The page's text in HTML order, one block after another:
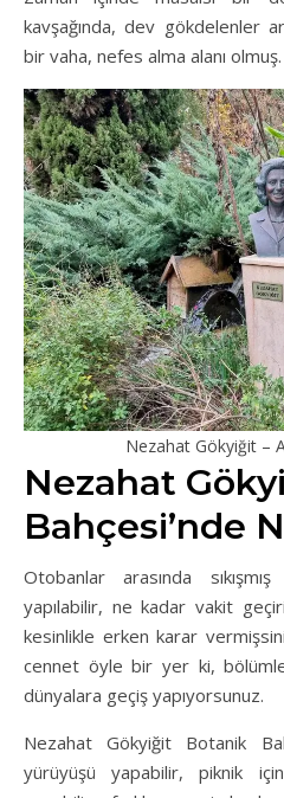
kavşağında, dev gökdelenler
bir vaha, nefes alma alanı olmuş.
Nezahat Gökyiğit –
Nezahat
Bahçesi’nde
Otobanlar arasında
yapılabilir, ne kadar vakit
kesinlikle erken karar
cennet öyle bir yer ki,
dünyalara geçiş yapıyorsunuz.
Nezahat Gökyiğit Botanik
yürüyüşü yapabilir, piknik